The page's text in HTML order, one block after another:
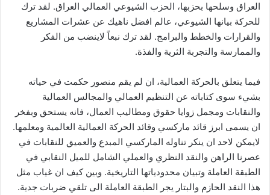
العراق وسلحها بحزبها، الحزب الشيوعي العمالي العراق. لقد ترك
للحركة بيانها الشيوعي، عالم افضل ناهيك عن عشرات المشاريع
والقرارات والخطط والبرامج. لقد ترك نبعاً لاينضب من الفكر
والممارسة والتجربة الثرية والفذة.
فيما يتعلق بالحركة العمالية، ان لم يقم منصور حكمت في حياته
بشيء سوى كتاباته عن التنظيم العمالي والمجالس العمالية
والنقابات ومجمل زوايا حقوق ومطاليب العمال، فانه يستحق وبفخر
ان يسمى ابرز قائد ماركسي وقائد الحركة العمالية العالمية ومعلمها.
لايمكن لاحد ان ينكر تناوله الماركسي المبدع والعميق للنقابات في
عصرنا الراهن والنقد النظري والعملي الشامل للميل النقابي في
الطبقة العاملة وتبيان محدودياتها التاريخية. وبين كيف ان غياب مثل
هذا النقد الحازم والبتار يجر الطبقة العاملة الى تلقي ضربات جدية.